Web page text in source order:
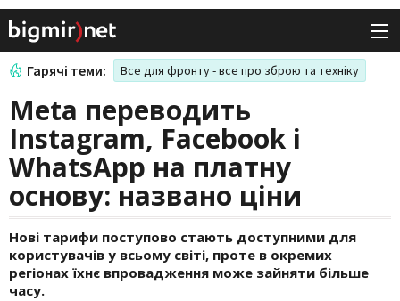
Гарячі теми: Все для фронту - все про зброю та техніку
Meta переводить
Instagram, Facebook і
WhatsApp на платну
основу: названо ціни
Нові тарифи поступово стають доступними для
користувачів у всьому світі, проте в окремих
регіонах їхнє впровадження може зайняти більше
часу.